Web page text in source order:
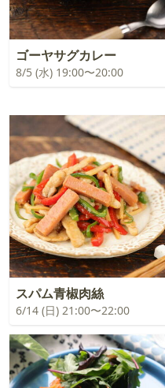
ゴーヤサグカレー
8/5 (水) 19:00〜20:00
スパム青椒肉絲
6/14 (日) 21:00〜22:00